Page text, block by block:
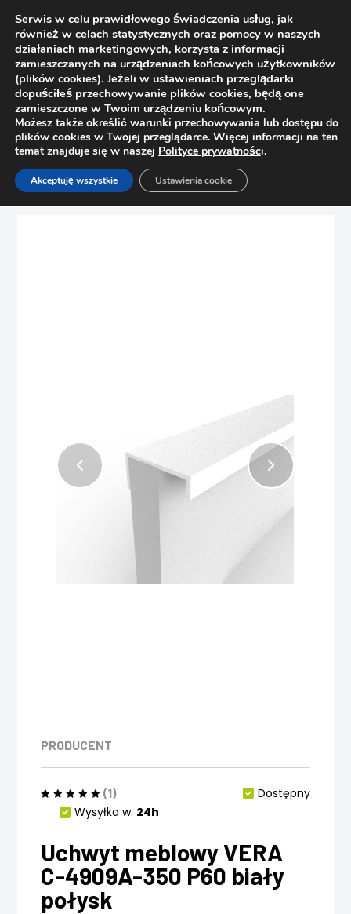
Strona główna Sklep
Uchwyty
Uchwyt meblowy VERA C-4909A-350 P60 biały połysk
PRODUCENT
(1)
Dostępny
Wysyłka w: 24h
Uchwyt meblowy VERA
C-4909A-350 P60 biały
połysk
Serwis w celu prawidłowego świadczenia usług, jak
również w celach statystycznych oraz pomocy w naszych
działaniach marketingowych, korzysta z informacji
zamieszczanych na urządzeniach końcowych użytkowników
(plików cookies). Jeżeli w ustawieniach przeglądarki
dopuściłeś przechowywanie plików cookies, będą one
zamieszczone w Twoim urządzeniu końcowym.
Możesz także określić warunki przechowywania lub dostępu do
plików cookies w Twojej przeglądarce. Więcej informacji na ten
temat znajduje się w naszej Polityce prywatności.
Akceptuję wszystkie Ustawienia cookie